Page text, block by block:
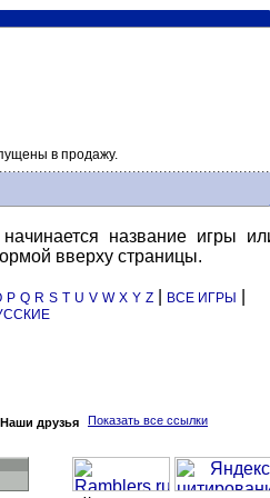
в продажу.
название игры
вверху страницы.
P Q R S T U V W X Y Z| ВСЕ ИГРЫ
Наши друзья Показать все ссылки